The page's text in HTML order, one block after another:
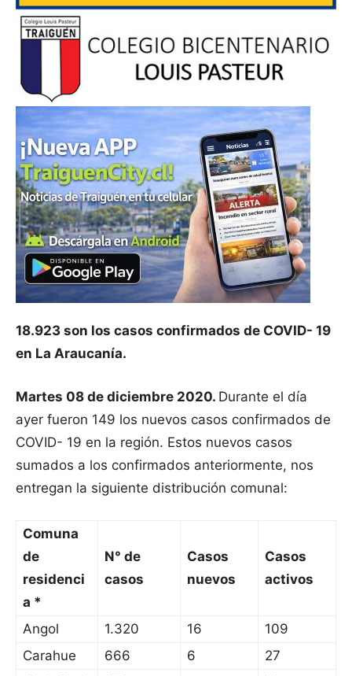
18.923 son los casos confirmados de COVID- 19
en La Araucanía.
Martes 08 de diciembre 2020. Durante el día
ayer fueron 149 los nuevos casos confirmados de
COVID- 19 en la región. Estos nuevos casos
sumados a los confirmados anteriormente, nos
entregan la siguiente distribución comunal:
Comuna
de
residenci
a *
N° de
casos
Casos
nuevos
Casos
activos
Angol 1.320 16
109
Carahue
666 6
27